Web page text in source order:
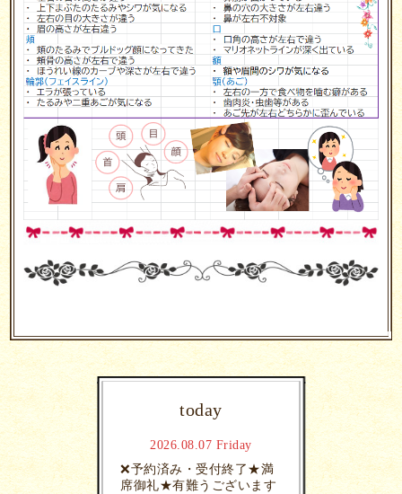
today
2026.08.07 Friday
❌予約済み・受付終了★満
席御礼★有難うございます